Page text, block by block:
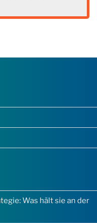
Was hält sie an der